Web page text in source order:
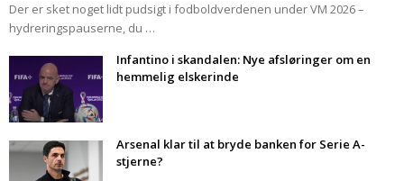
Der er sket noget lidt pudsigt i fodboldverdenen under VM 2026 –
hydreringspauserne, du …
Infantino i skandalen: Nye afsløringer om en
hemmelig elskerinde
Arsenal klar til at bryde banken for Serie A-
stjerne?